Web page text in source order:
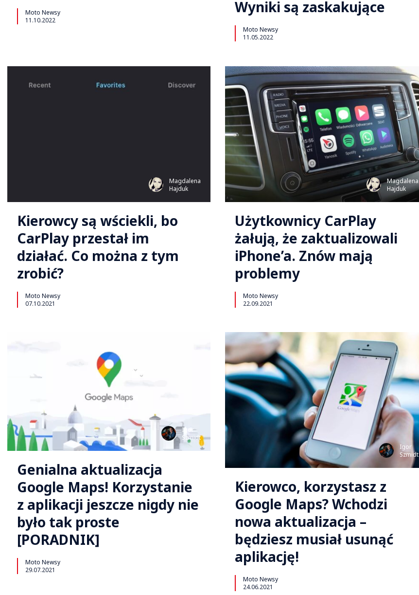
Moto Newsy
11.10.2022
Wyniki są zaskakujące
Moto Newsy
11.05.2022
Magdalena
Hajduk
Kierowcy są wściekli, bo
CarPlay przestał im
działać. Co można z tym
zrobić?
Moto Newsy
07.10.2021
Magdalena
Hajduk
Użytkownicy CarPlay
żałują, że zaktualizowali
iPhone’a. Znów mają
problemy
Moto Newsy
22.09.2021
Igor
Szmidt
Genialna aktualizacja
Google Maps! Korzystanie
z aplikacji jeszcze nigdy nie
było tak proste
[PORADNIK]
Moto Newsy
29.07.2021
Igor
Szmidt
Kierowco, korzystasz z
Google Maps? Wchodzi
nowa aktualizacja –
będziesz musiał usunąć
aplikację!
Moto Newsy
24.06.2021